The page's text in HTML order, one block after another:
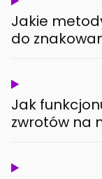
Jakie
do
Jak
zwrotów na